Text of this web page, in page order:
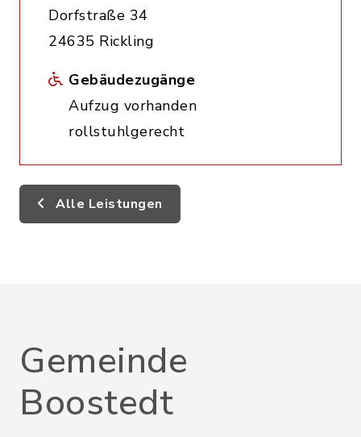
Dorfstraße 34
24635 Rickling
Gebäudezugänge
Aufzug vorhanden
rollstuhlgerecht
Alle Leistungen
Gemeinde
Boostedt